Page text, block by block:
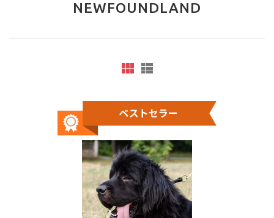
NEWFOUNDLAND